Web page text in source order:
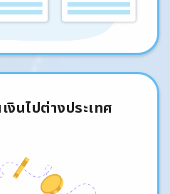
งินไปต่างประเทศ